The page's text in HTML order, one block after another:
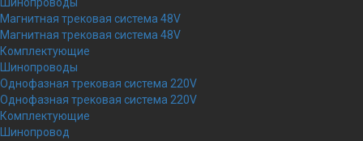
Магнитная трековая система 48V
Магнитная трековая система 48V
Комплектующие
Шинопроводы
Однофазная трековая система 220V
Однофазная трековая система 220V
Комплектующие
Шинопровод